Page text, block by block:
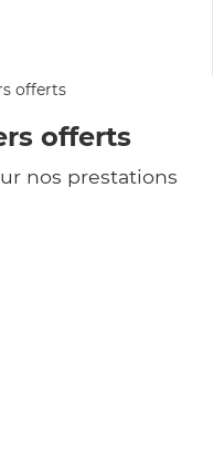
offerts
nos prestations